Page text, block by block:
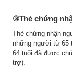
③Thẻ chứng
Thẻ chứng nhận
những người từ 65
64 tuổi đã được
trợ).